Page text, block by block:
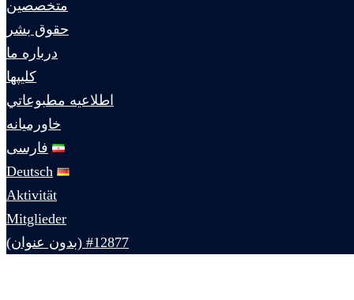
متخصصين
حقوق بشر
درباره ما
كليپها
اطلاعيه مطبوعاتي
خاورميانه
فارسی
Deutsch
Aktivität
Mitglieder
#12877 (بدون عنوان)